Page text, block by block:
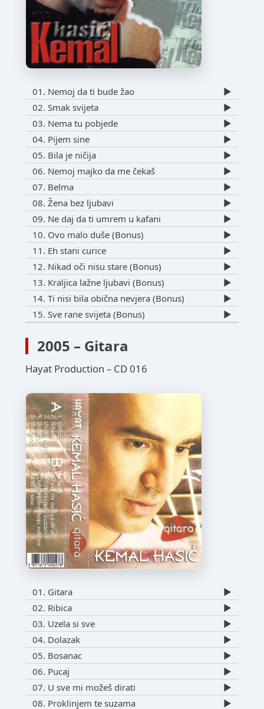
01. Nemoj da ti bude žao
▶️
02. Smak svijeta
▶️
03. Nema tu pobjede
▶️
04. Pijem sine
▶️
05. Bila je ničija
▶️
06. Nemoj majko da me čekaš
▶️
07. Belma
▶️
08. Žena bez ljubavi
▶️
09. Ne daj da ti umrem u kafani
▶️
10. Ovo malo duše (Bonus)
▶️
11. Eh stani curice
▶️
12. Nikad oči nisu stare (Bonus)
▶️
13. Kraljica lažne ljubavi (Bonus)
▶️
14. Ti nisi bila obična nevjera (Bonus)
▶️
15. Sve rane svijeta (Bonus)
▶️
2005 – Gitara
Hayat Production – CD 016
01. Gitara
▶️
02. Ribica
▶️
03. Uzela si sve
▶️
04. Dolazak
▶️
05. Bosanac
▶️
06. Pucaj
▶️
07. U sve mi možeš dirati
▶️
08. Proklinjem te suzama
▶️